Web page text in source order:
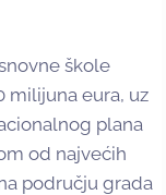
škole
milijuna eura, uz
plana
od najvećih
području grada